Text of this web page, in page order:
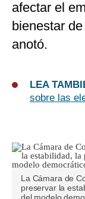
afectar el
bienestar
anotó.
LEA
sobre las
La Cámara de
preservar la